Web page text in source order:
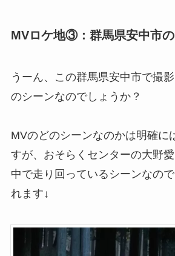
MVロケ地③：群馬県安中市の
うーん、この群馬県安中市で撮
のシーンなのでしょうか？
MVのどのシーンなのかは明確に
すが、おそらくセンターの大野
中で走り回っているシーンなの
れます↓